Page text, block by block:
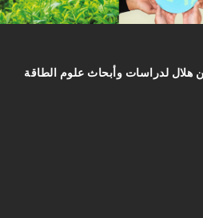
لدراسات وأبحاث علوم الطاقة